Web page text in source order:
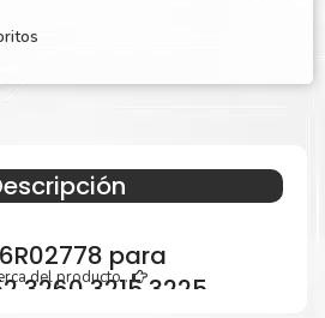
para
3260 3215 3225
del producto...